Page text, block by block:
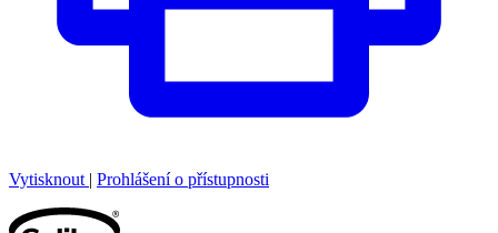
Vytisknout | Prohlášení o přístupnosti